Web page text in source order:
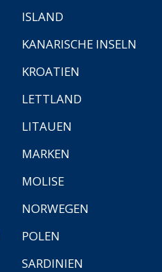
ISLAND
KANARISCHE INSELN
KROATIEN
LETTLAND
LITAUEN
MARKEN
MOLISE
NORWEGEN
POLEN
SARDINIEN